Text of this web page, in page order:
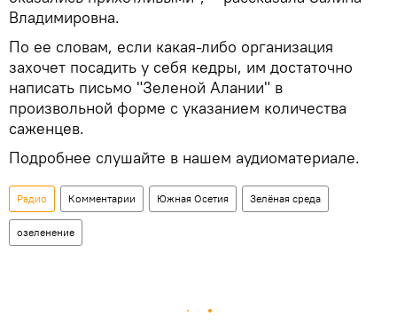
Владимировна.
По ее словам, если какая-либо организация
захочет посадить у себя кедры, им достаточно
написать письмо "Зеленой Алании" в
произвольной форме с указанием количества
саженцев.
Подробнее слушайте в нашем аудиоматериале.
Радио Комментарии Южная Осетия Зелёная среда
озеленение